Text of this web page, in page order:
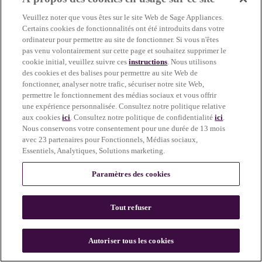
more information)
n
Veuillez noter que vous êtes sur le site Web de Sage Appliances.
Certains cookies de fonctionnalités ont été introduits dans votre
ordinateur pour permettre au site de fonctionner. Si vous n'êtes
pas venu volontairement sur cette page et souhaitez supprimer le
cookie initial, veuillez suivre cesinstructions. Nous utilisons
des cookies et des balises pour permettre au site Web de
fonctionner, analyser notre trafic, sécuriser notre site Web,
permettre le fonctionnement des médias sociaux et vous offrir
une expérience personnalisée. Consultez notre politique relative
aux cookiesici. Consultez notre politique de confidentialitéici.
Nous conservons votre consentement pour une durée de 13 mois
avec 23 partenaires pour Fonctionnels, Médias sociaux,
Essentiels, Analytiques, Solutions marketing.
Paramètres des cookies
Tout refuser
Autoriser tous les cookies